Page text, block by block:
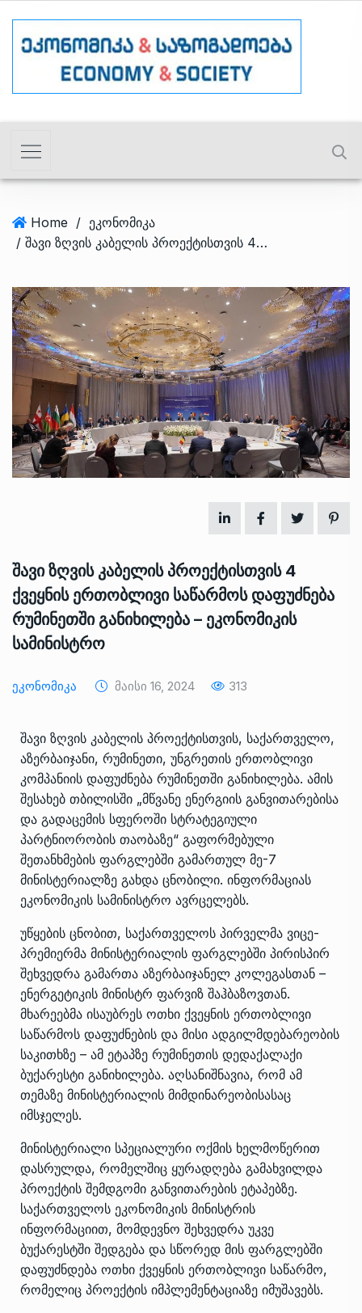
Home / ეკონომიკა
/ შავი ზღვის კაბელის პროექტისთვის 4 ქვეყნის ერთობლივი საწარმოს დაფუძნება რუმინეთში განიხილება – ეკონომიკის სამინისტრო
შავი ზღვის კაბელის პროექტისთვის 4
ქვეყნის ერთობლივი საწარმოს დაფუძნება
რუმინეთში განიხილება – ეკონომიკის
სამინისტრო
Ეკონომიკა Მაისი 16, 2024 313
შავი ზღვის კაბელის პროექტისთვის, საქართველო,
აზერბაიჯანი, რუმინეთი, უნგრეთის ერთობლივი
კომპანიის დაფუძნება რუმინეთში განიხილება. ამის
შესახებ თბილისში „მწვანე ენერგიის განვითარებისა
და გადაცემის სფეროში სტრატეგიული
პარტნიორობის თაობაზე“ გაფორმებული
შეთანხმების ფარგლებში გამართულ მე-7
მინისტერიალზე გახდა ცნობილი. ინფორმაციას
ეკონომიკის სამინისტრო ავრცელებს.
უწყების ცნობით, საქართველოს პირველმა ვიცე-
პრემიერმა მინისტერიალის ფარგლებში პირისპირ
შეხვედრა გამართა აზერბაიჯანელ კოლეგასთან –
ენერგეტიკის მინისტრ ფარვიზ შაჰბაზოვთან.
მხარეებმა ისაუბრეს ოთხი ქვეყნის ერთობლივი
საწარმოს დაფუძნების და მისი ადგილმდებარეობის
საკითხზე – ამ ეტაპზე რუმინეთის დედაქალაქი
ბუქარესტი განიხილება. აღსანიშნავია, რომ ამ
თემაზე მინისტერიალის მიმდინარეობისასაც
იმსჯელეს.
მინისტერიალი სპეციალური ოქმის ხელმოწერით
დასრულდა, რომელშიც ყურადღება გამახვილდა
პროექტის შემდგომი განვითარების ეტაპებზე.
საქართველოს ეკონომიკის მინისტრის
ინფორმაციით, მომდევნო შეხვედრა უკვე
ბუქარესტში შედგება და სწორედ მის ფარგლებში
დაფუძნდება ოთხი ქვეყნის ერთობლივი საწარმო,
რომელიც პროექტის იმპლემენტაციაზე იმუშავებს.